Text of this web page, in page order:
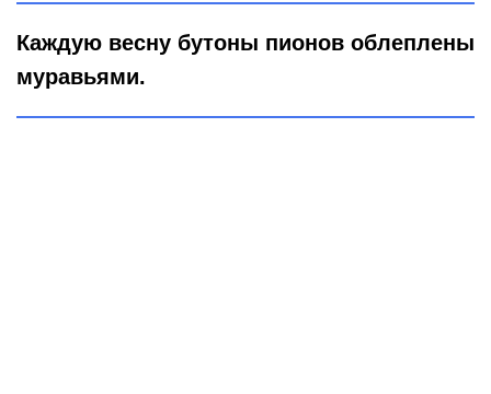
Каждую весну бутоны пионов облеплены
муравьями.